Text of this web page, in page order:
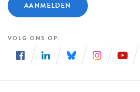
AANMELDEN
VOLG ONS OP
ons
ons
ons
ons
ons